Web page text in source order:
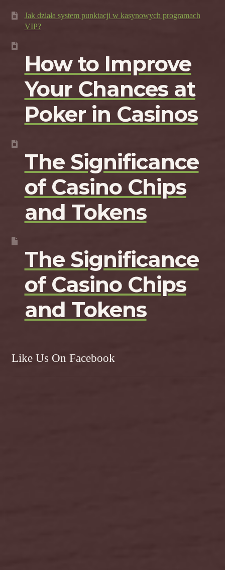
Jak działa system punktacji w kasynowych programach
VIP?
How to Improve
Your Chances at
Poker in Casinos
The Significance
of Casino Chips
and Tokens
The Significance
of Casino Chips
and Tokens
Like Us On Facebook